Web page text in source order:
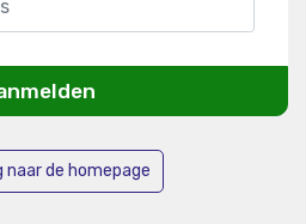
naar de homepage